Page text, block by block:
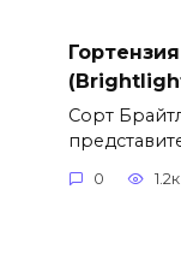
Сорт
0 1.2к.